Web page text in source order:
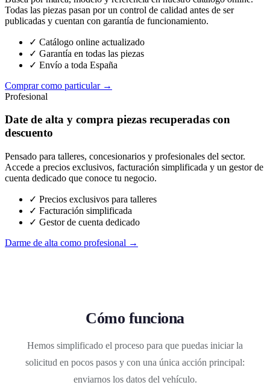
Todas las piezas pasan por un control de calidad antes de ser
publicadas y cuentan con garantía de funcionamiento.
✓ Catálogo online actualizado
✓ Garantía en todas las piezas
✓ Envío a toda España
Comprar como particular →
Profesional
Date de alta y compra piezas recuperadas con
descuento
Pensado para talleres, concesionarios y profesionales del sector.
Accede a precios exclusivos, facturación simplificada y un gestor de
cuenta dedicado que conoce tu negocio.
✓ Precios exclusivos para talleres
✓ Facturación simplificada
✓ Gestor de cuenta dedicado
Darme de alta como profesional →
Cómo funciona
Hemos simplificado el proceso para que puedas iniciar la
solicitud en pocos pasos y con una única acción principal:
enviarnos los datos del vehículo.